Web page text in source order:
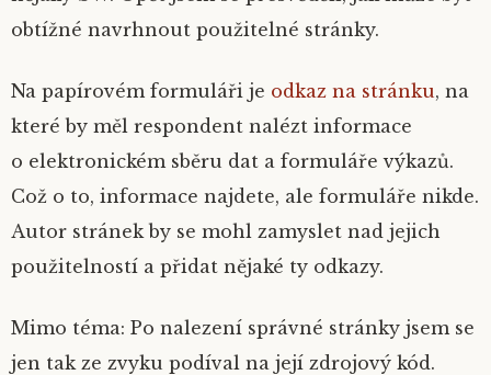
obtížné navrhnout použitelné stránky.
Na papírovém formuláři je odkaz na stránku, na
které by měl respondent nalézt informace
o elektronickém sběru dat a formuláře výkazů.
Což o to, informace najdete, ale formuláře nikde.
Autor stránek by se mohl zamyslet nad jejich
použitelností a přidat nějaké ty odkazy.
Mimo téma: Po nalezení správné stránky jsem se
jen tak ze zvyku podíval na její zdrojový kód.